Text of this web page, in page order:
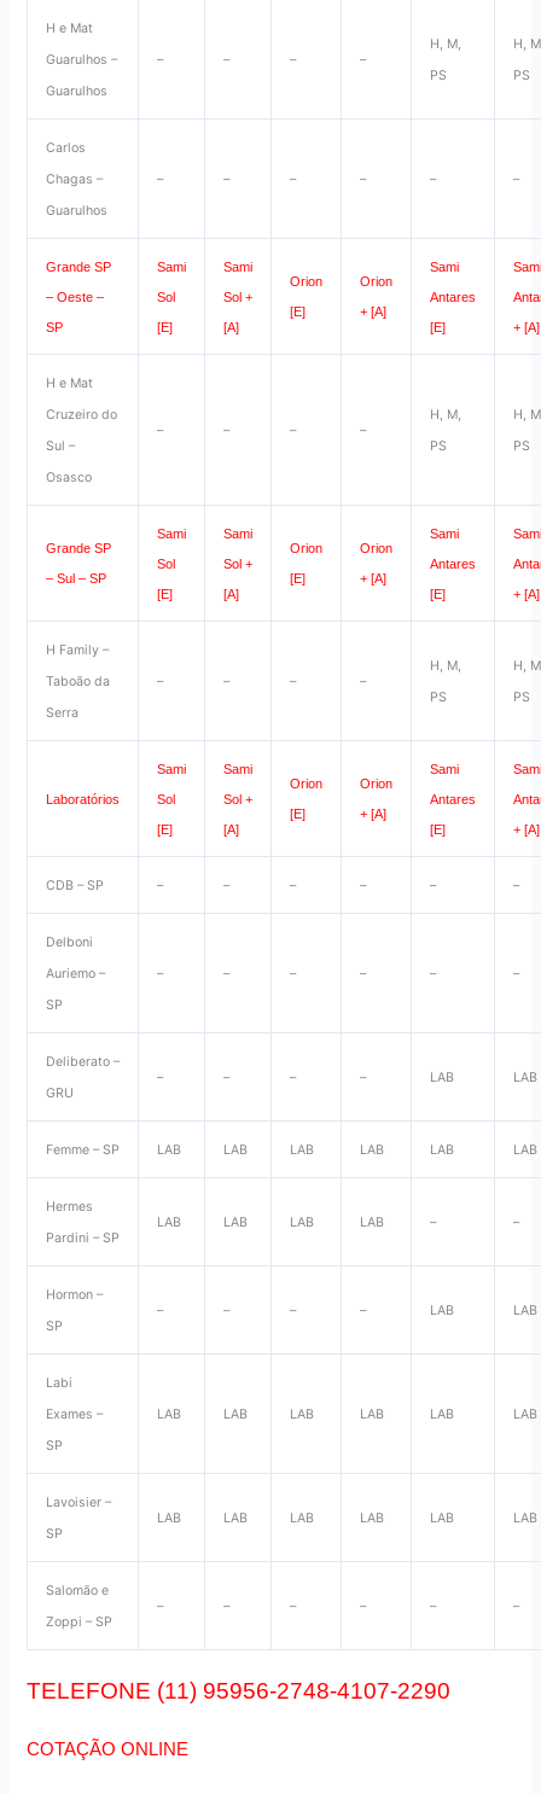
H e Mat
Guarulhos –
Guarulhos
– – – –
H, M,
PS
H,
PS
Carlos
Chagas –
Guarulhos
– – – – – –
Grande SP
– Oeste –
SP
Sami
Sol
[E]
Sami
Sol +
[A]
Orion
[E]
Orion
+ [A]
Sami
Antares
[E] + [A]
H e Mat
Cruzeiro do
Sul –
Osasco
– – – –
H, M,
PS
H,
PS
Grande SP
– Sul – SP
Sami
Sol
[E]
Sami
Sol +
[A]
Orion
[E]
Orion
+ [A]
Sami
Antares
[E] + [A]
H Family –
Taboão da
Serra
– – – –
H, M,
PS
H,
PS
Laboratórios
Sami
Sol
[E]
Sami
Sol +
[A]
Orion
[E]
Orion
+ [A]
Sami
Antares
[E] + [A]
CDB – SP – – – – – –
Delboni
Auriemo –
SP
– – – – – –
Deliberato –
GRU
– – – – LAB LAB
Femme – SP LAB LAB LAB LAB LAB LAB
Hermes
Pardini – SP
LAB LAB LAB LAB – –
Hormon –
SP
– – – – LAB LAB
Labi
Exames –
SP
LAB LAB LAB LAB LAB LAB
Lavoisier –
SP
LAB LAB LAB LAB LAB LAB
Salomão e
Zoppi – SP
– – – – – –
TELEFONE (11) 95956-2748-4107-2290
COTAÇÃO ONLINE